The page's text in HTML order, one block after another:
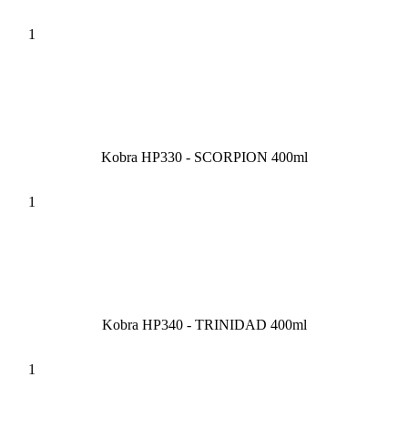
Kobra HP330 - SCORPION 400ml
Kobra HP340 - TRINIDAD 400ml